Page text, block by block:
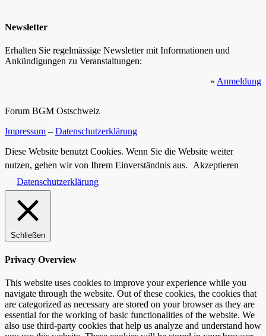
Newsletter
Erhalten Sie regelmässige Newsletter mit Informationen und
Ankündigungen zu Veranstaltungen:
» Anmeldung
Forum BGM Ostschweiz
Impressum – Datenschutzerklärung
Diese Website benutzt Cookies. Wenn Sie die Website weiter
nutzen, gehen wir von Ihrem Einverständnis aus. Akzeptieren
Datenschutzerklärung
Schließen
Privacy Overview
This website uses cookies to improve your experience while you
navigate through the website. Out of these cookies, the cookies that
are categorized as necessary are stored on your browser as they are
essential for the working of basic functionalities of the website. We
also use third-party cookies that help us analyze and understand how